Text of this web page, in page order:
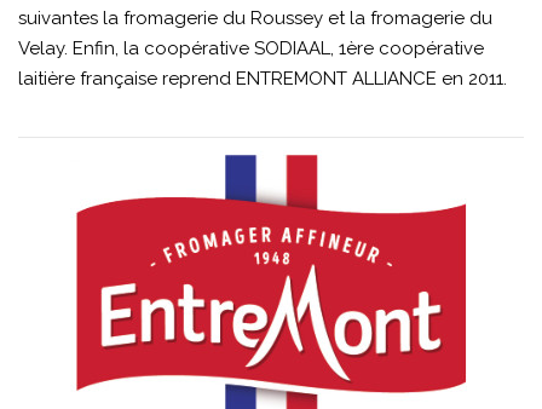
suivantes la fromagerie du Roussey et la fromagerie du
Velay. Enfin, la coopérative SODIAAL, 1ère coopérative
laitière française reprend ENTREMONT ALLIANCE en 2011.